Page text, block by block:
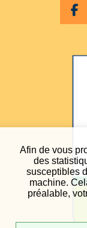
Afin de vous
des
susceptibles
machine.
préalable,